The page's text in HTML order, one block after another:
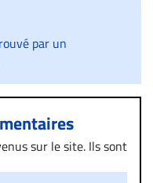
par un
sur le site. Ils sont